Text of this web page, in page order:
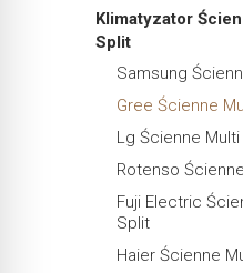
Klimatyzator
Split
Samsung
Gree Ścienne
Lg Ścienne
Rotenso
Fuji Electric
Split
Haier Ścienne